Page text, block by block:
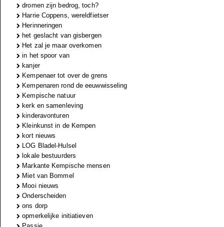
dromen zijn bedrog, toch?
Harrie Coppens, wereldfietser
Herinneringen
het geslacht van gisbergen
Het zal je maar overkomen
in het spoor van
kanjer
Kempenaer tot over de grens
Kempenaren rond de eeuwwisseling
Kempische natuur
kerk en samenleving
kinderavonturen
Kleinkunst in de Kempen
kort nieuws
LOG Bladel-Hulsel
lokale bestuurders
Markante Kempische mensen
Miet van Bommel
Mooi nieuws
Onderscheiden
ons dorp
opmerkelijke initiatieven